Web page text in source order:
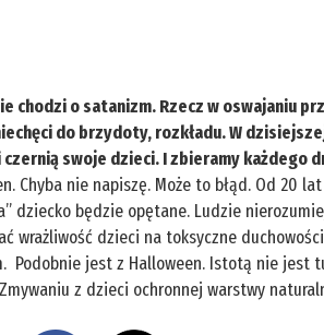
chodzi o satanizm. Rzecz w oswajaniu
do brzydoty, rozkładu. W
swoje dzieci. I zbieramy każdego
Chyba nie napiszę. Może to błąd. Od 20
dziecko będzie opętane. Ludzie
wrażliwość dzieci na toksyczne
Podobnie jest z Halloween. Istotą nie jest
z dzieci ochronnej warstwy